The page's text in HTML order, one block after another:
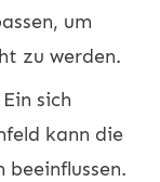
um
zu werden.
Ein sich
kann die